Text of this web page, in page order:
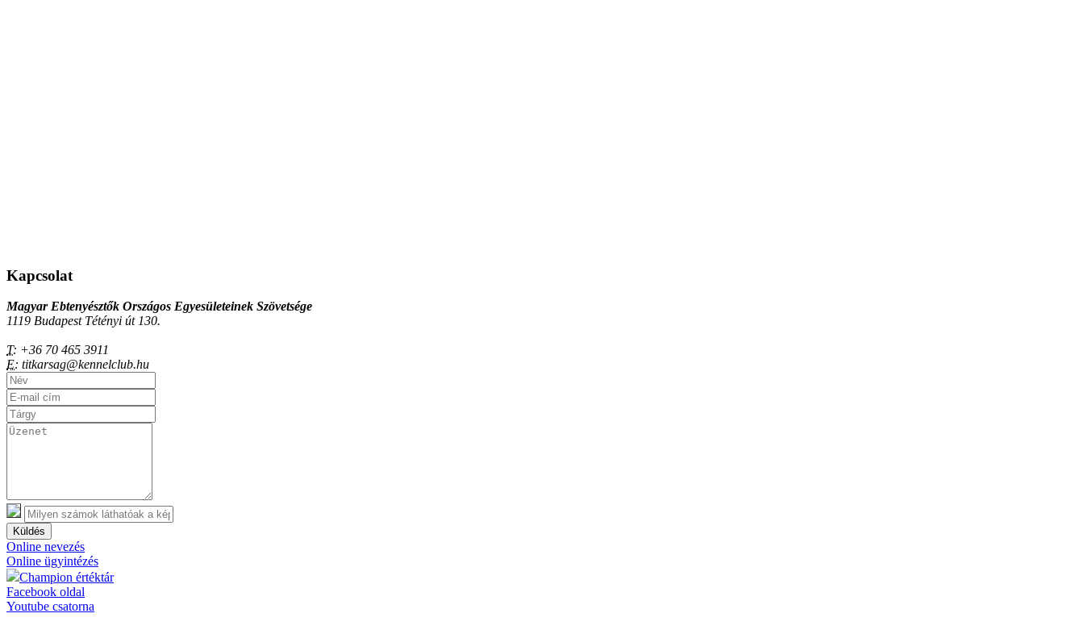
Kapcsolat
Magyar Ebtenyésztők Országos Egyesületeinek Szövetsége
1119 Budapest Tétényi út 130.
T: +36 70 465 3911
E: titkarsag@kennelclub.hu
Küldés
Online nevezés
Online ügyintézés
Champion értéktár
Facebook oldal
Youtube csatorna